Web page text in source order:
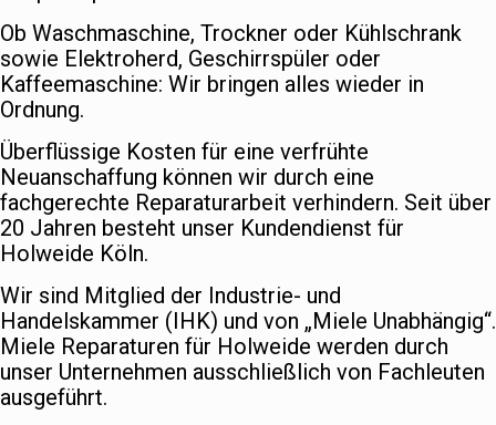
Ob Waschmaschine, Trockner oder Kühlschrank
sowie Elektroherd, Geschirrspüler oder
Kaffeemaschine: Wir bringen alles wieder in
Ordnung.
Überflüssige Kosten für eine verfrühte
Neuanschaffung können wir durch eine
fachgerechte Reparaturarbeit verhindern. Seit über
20 Jahren besteht unser Kundendienst für
Holweide Köln.
Wir sind Mitglied der Industrie- und
Handelskammer (IHK) und von „Miele Unabhängig“.
Miele Reparaturen für Holweide werden durch
unser Unternehmen ausschließlich von Fachleuten
ausgeführt.